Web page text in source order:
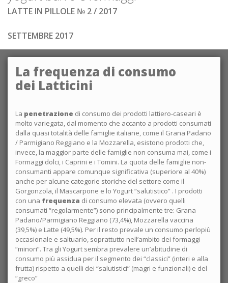
LATTE IN PILLOLE № 2 / 2017
SETTEMBRE 2017
La frequenza di consumo
dei Latticini
La penetrazione di consumo dei prodotti lattiero-caseari è
molto variegata, dal momento che accanto a prodotti consumati
dalla quasi totalità delle famiglie italiane, come il Grana Padano
/ Parmigiano Reggiano e la Mozzarella, esistono prodotti che,
invece, la maggior parte delle famiglie non consuma mai, come i
Formaggi dolci, i Caprini e i Tomini. La quota delle famiglie non-
consumanti appare comunque significativa (superiore al 40%)
anche per alcune categorie storiche del settore come il
Gorgonzola, il Mascarpone e lo Yogurt “salutistico” . I prodotti
con una frequenza di consumo elevata (ovvero quelli
consumati “regolarmente”) sono principalmente tre: Grana
Padano/Parmigiano Reggiano (73,4%), Mozzarella vaccina
(39,5%) e Latte (49,5%). Per il resto prevale un consumo perlopiù
occasionale e saltuario, soprattutto nell’ambito dei formaggi
“minori”. Tra gli Yogurt sembra prevalere un’abitudine di
consumo più assidua per il segmento dei “classici” (interi e alla
frutta) rispetto a quelli dei “salutistici” (magri e funzionali) e del
“greco”